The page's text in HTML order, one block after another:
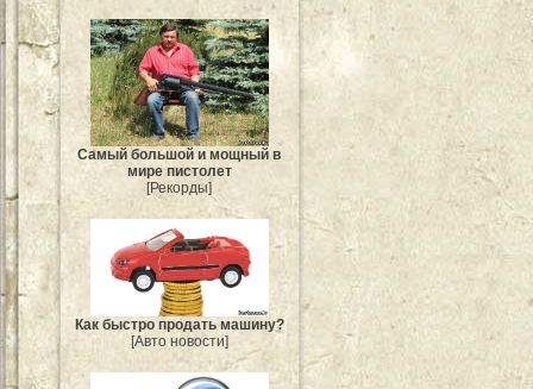
Самый большой и мощный в
мире пистолет
[Рекорды]
Как быстро продать машину?
[Авто новости]